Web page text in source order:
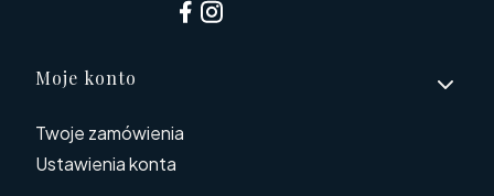
Linki w stopce
Moje konto
Twoje zamówienia
Ustawienia konta